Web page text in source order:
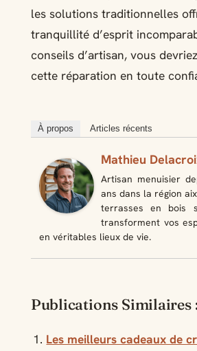
les solutions traditionnelles
tranquillité d’esprit
conseils d’artisan, vous
cette réparation en toute
À propos Articles récents
Mathieu
Artisan menuisier
ans dans la région
terrasses en bois
transforment vos
en véritables lieux de vie.
Publications Similaires
Les meilleurs cadeaux de